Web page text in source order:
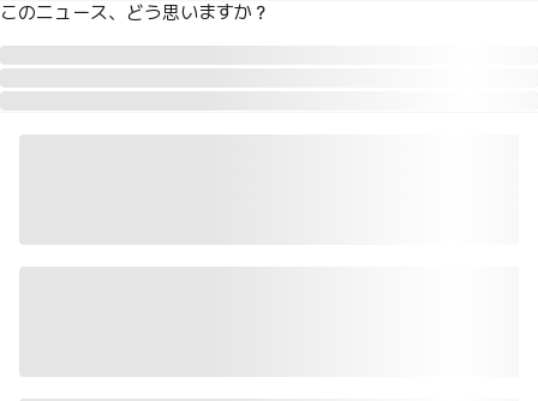
このニュース、どう思いますか？